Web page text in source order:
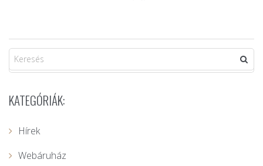
KATEGÓRIÁK:
Hírek
Webáruház